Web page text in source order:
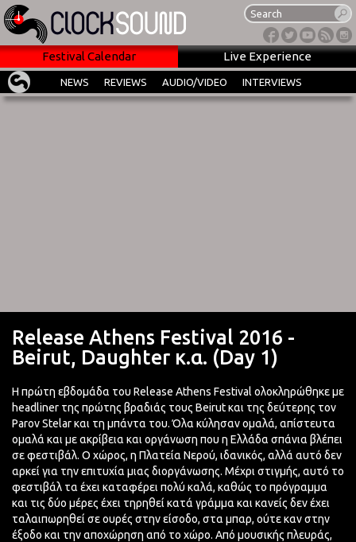
Festival Calendar Live Experience
NEWS REVIEWS AUDIO/VIDEO INTERVIEWS
Release Athens Festival 2016 -
Beirut, Daughter κ.α. (Day 1)
Η πρώτη εβδομάδα του Release Athens Festival ολοκληρώθηκε με
headliner της πρώτης βραδιάς τους Beirut και της δεύτερης τον
Parov Stelar και τη μπάντα του. Όλα κύλησαν ομαλά, απίστευτα
ομαλά και με ακρίβεια και οργάνωση που η Ελλάδα σπάνια βλέπει
σε φεστιβάλ. Ο χώρος, η Πλατεία Νερού, ιδανικός, αλλά αυτό δεν
αρκεί για την επιτυχία μιας διοργάνωσης. Μέχρι στιγμής, αυτό το
φεστιβάλ τα έχει καταφέρει πολύ καλά, καθώς το πρόγραμμα
και τις δύο μέρες έχει τηρηθεί κατά γράμμα και κανείς δεν έχει
ταλαιπωρηθεί σε ουρές στην είσοδο, στα μπαρ, ούτε καν στην
έξοδο και την αποχώρηση από το χώρο. Από μουσικής πλευράς,